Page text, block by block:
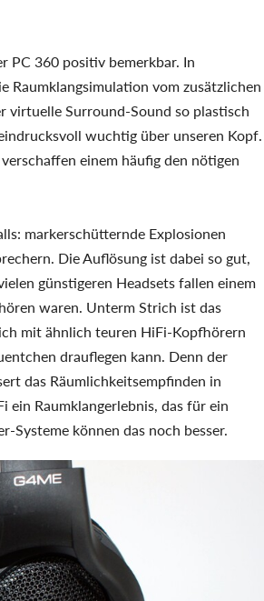
PC 360 positiv bemerkbar. In
vom zusätzlichen
virtuelle Surround-Sound so plastisch
wuchtig über unseren Kopf.
einem häufig den nötigen
markerschütternde Explosionen
Die Auflösung ist dabei so gut,
günstigeren Headsets fallen einem
waren. Unterm Strich ist das
mit ähnlich teuren HiFi-Kopfhörern
drauflegen kann. Denn der
das Räumlichkeitsempfinden in
ein Raumklangerlebnis, das für ein
Systeme können das noch besser.